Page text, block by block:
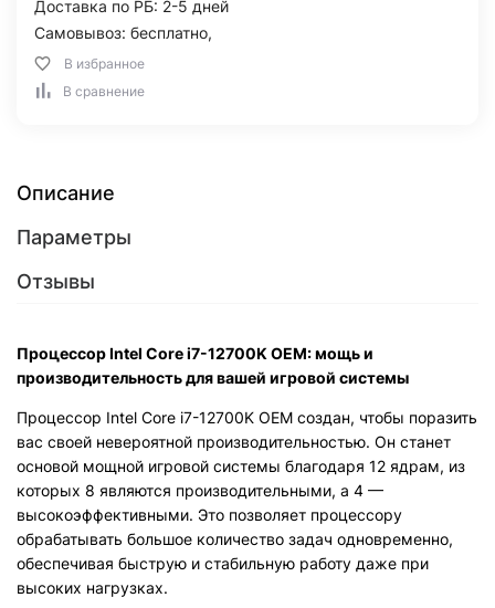
Доставка по РБ: 2-5 дней
Самовывоз: бесплатно,
В избранное
В сравнение
Описание
Параметры
Отзывы
Процессор Intel Core i7-12700K OEM: мощь и
производительность для вашей игровой системы
Процессор Intel Core i7-12700K OEM создан, чтобы поразить
вас своей невероятной производительностью. Он станет
основой мощной игровой системы благодаря 12 ядрам, из
которых 8 являются производительными, а 4 —
высокоэффективными. Это позволяет процессору
обрабатывать большое количество задач одновременно,
обеспечивая быструю и стабильную работу даже при
высоких нагрузках.